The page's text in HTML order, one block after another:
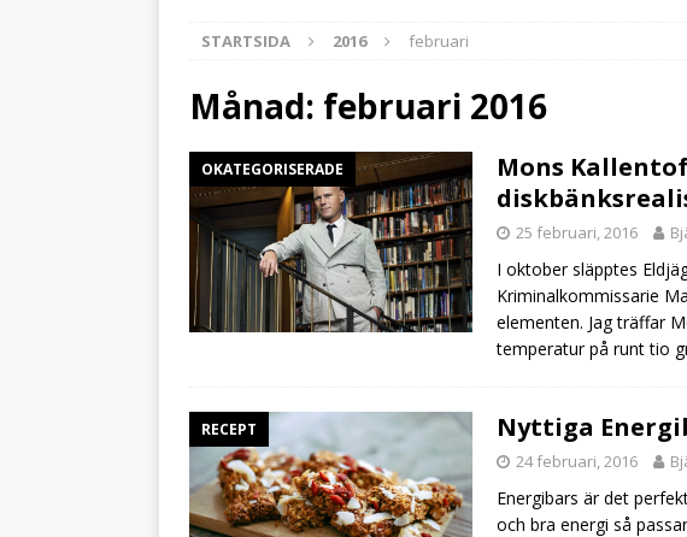
STARTSIDA 2016 februari
Månad: februari 2016
OKATEGORISERADE
Mons
25 februari, 2016
I oktober släpptes
Kriminalkommissarie
elementen. Jag träffar
temperatur på runt tio
RECEPT Nyttiga
24 februari, 2016
Energibars är det
och bra energi så